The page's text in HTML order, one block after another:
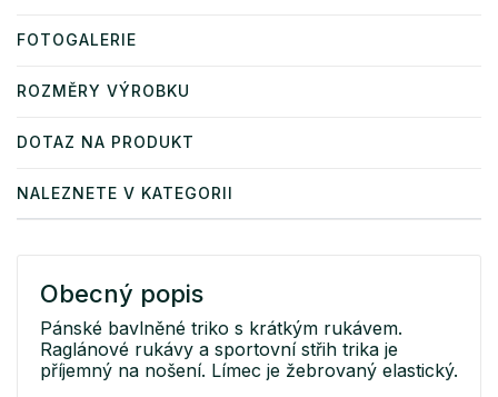
FOTOGALERIE
ROZMĚRY VÝROBKU
DOTAZ NA PRODUKT
NALEZNETE V KATEGORII
Obecný popis
Pánské bavlněné triko s krátkým rukávem.
Raglánové rukávy a sportovní střih trika je
příjemný na nošení. Límec je žebrovaný elastický.